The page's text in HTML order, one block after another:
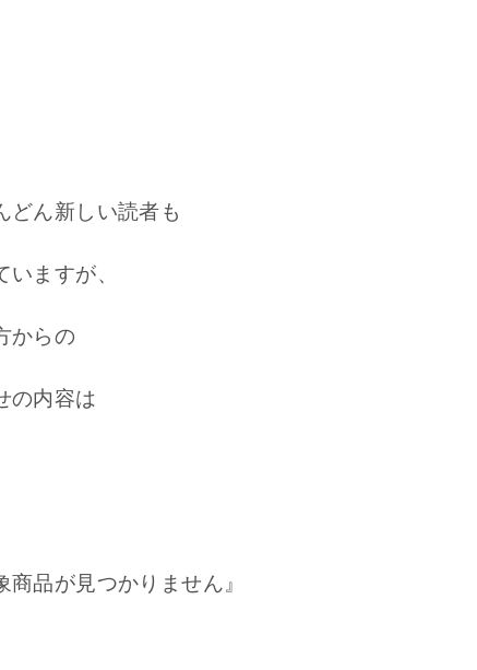
どん新しい読者も
いますが、
からの
の内容は
商品が見つかりません』